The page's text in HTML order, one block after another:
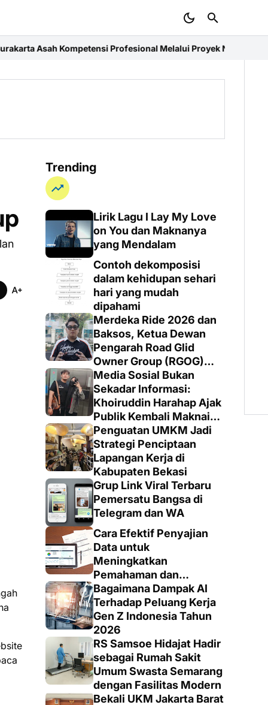
Profesional Melalui Proyek Nyata di PT. EDRA Arsitek
Trending
Lirik Lagu I Lay My Love
on You dan Maknanya
yang Mendalam
Contoh dekomposisi
dalam kehidupan sehari
hari yang mudah
dipahami
Merdeka Ride 2026 dan
Baksos, Ketua Dewan
Pengarah Road Glid
Owner Group (RGOG)
Boys Indonesia Pusat M.
Irsyad Sebut Persiapan
Dimatangkan
Media Sosial Bukan
Sekadar Informasi:
Khoiruddin Harahap Ajak
Publik Kembali Maknai
Ruang Digital dengan
Totalitas dan Loyalitas
Penguatan UMKM Jadi
Strategi Penciptaan
Lapangan Kerja di
Kabupaten Bekasi
Grup Link Viral Terbaru
Pemersatu Bangsa di
Telegram dan WA
Cara Efektif Penyajian
Data untuk
Meningkatkan
Pemahaman dan
Keputusan yang Tepat
Bagaimana Dampak AI
Terhadap Peluang Kerja
Gen Z Indonesia Tahun
2026
RS Samsoe Hidajat Hadir
sebagai Rumah Sakit
Umum Swasta Semarang
dengan Fasilitas Modern
Bekali UKM Jakarta Barat